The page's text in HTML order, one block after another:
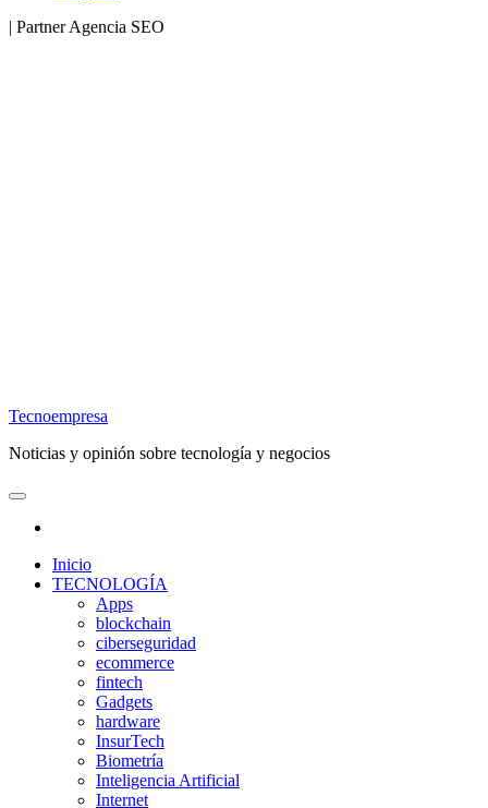
| Partner Agencia SEO
Tecnoempresa
Noticias y opinión sobre tecnología y negocios
Inicio
TECNOLOGÍA
Apps
blockchain
ciberseguridad
ecommerce
fintech
Gadgets
hardware
InsurTech
Biometría
Inteligencia Artificial
Internet